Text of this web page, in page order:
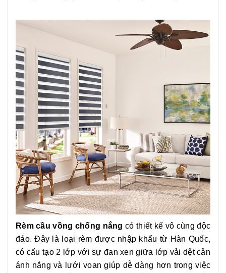
Rèm cầu vồng chống nắng có thiết kế vô cùng độc
đáo. Đây là loại rèm được nhập khẩu từ Hàn Quốc,
có cấu tạo 2 lớp với sự đan xen giữa lớp vải dệt cản
ánh nắng và lưới voan giúp dễ dàng hơn trong việc